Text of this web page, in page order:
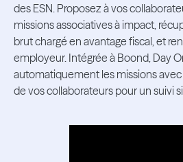
des ESN. Proposez à vos
missions associatives à impact,
brut chargé en avantage fiscal, et
employeur. Intégrée à Boond, Day
automatiquement les missions
de vos collaborateurs pour un suivi